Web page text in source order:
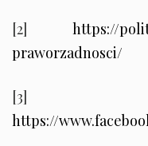
[2]
https://
praworzadnosci/
[3]
https://